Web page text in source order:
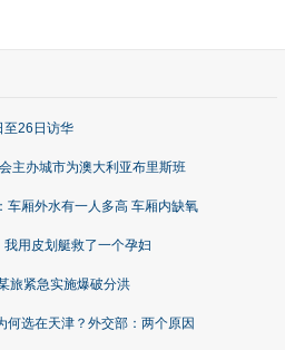
至26日访华
主办城市为澳大利亚布里斯班
车厢外水有一人多高 车厢内缺氧
用皮划艇救了一个孕妇
旅紧急实施爆破分洪
何选在天津？外交部：两个原因